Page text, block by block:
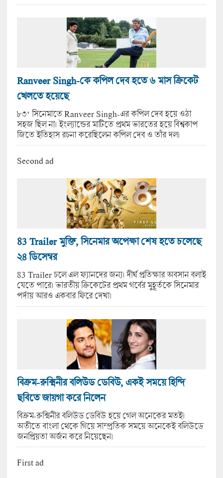
Ranveer Singh-কে কপিল দেব হতে ৬ মাস ক্রিকেট
খেলতে হয়েছে
৮৩‘ সিনেমাতে Ranveer Singh-এর কপিল দেব হয়ে ওঠা
সহজ ছিল না। ইংল্যান্ডের মাটিতে প্রথম ভারতের হয়ে বিশ্বকাপ
জিতে ইতিহাস রচনা করেছিলেন কপিল দেব ও তাঁর দল।
Second ad
83 Trailer মুক্তি, সিনেমার অপেক্ষা শেষ হতে চলেছে
২৪ ডিসেম্বর
83 Trailer চলে এল ফ্যানদের জন্য। দীর্ঘ প্রতিক্ষার অবসান বলাই
যেতে পারে। ভারতীয় ক্রিকেটের প্রথম গর্বের মুহূর্তকে সিনেমার
পর্দায় আরও একবার ফিরে দেখা।
বিক্রম-রুক্মিনীর বলিউড ডেবিউ, একই সময়ে হিন্দি
ছবিতে জায়গা করে নিলেন
বিক্রম-রুক্মিনীর বলিউড ডেবিউ হয়ে গেল অনেকের মতই।
অতীতে বাংলা থেকে গিয়ে সাম্প্রতিক সময়ে অনেকেই বলিউডে
জনপ্রিয়তা অর্জন করে নিয়েছেন।
First ad